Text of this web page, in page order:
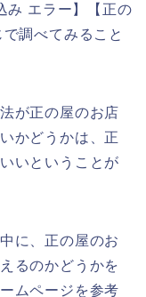
み エラー】【正の
調べてみること
が正の屋のお店
かどうかは、正
いということが
に、正の屋のお
るのかどうかを
ムページを参考